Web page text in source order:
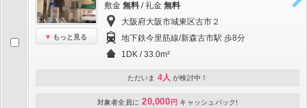
もっと見る
敷金 無料 / 礼金 無料
大阪府大阪市城東区古市２
地下鉄今里筋線/新森古市駅 歩8分
1DK / 33.0m²
ただいま 4人 が検討中！
対象者全員に 20,000 円 キャッシュバック!